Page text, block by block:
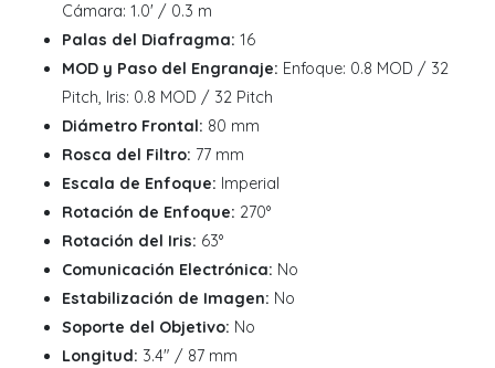
Cámara: 1.0' / 0.3 m
Palas del Diafragma: 16
MOD y Paso del Engranaje: Enfoque: 0.8 MOD / 32
Pitch, Iris: 0.8 MOD / 32 Pitch
Diámetro Frontal: 80 mm
Rosca del Filtro: 77 mm
Escala de Enfoque: Imperial
Rotación de Enfoque: 270°
Rotación del Iris: 63°
Comunicación Electrónica: No
Estabilización de Imagen: No
Soporte del Objetivo: No
Longitud: 3.4" / 87 mm